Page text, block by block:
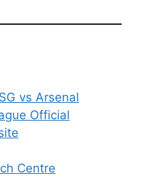
vs Arsenal
Official
Centre